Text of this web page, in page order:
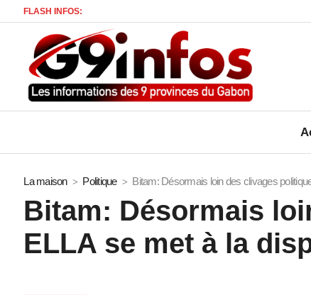
FLASH INFOS:
La maison Politique Bitam: Désormais loin des clivages
Bitam: Désormais
ELLA se met à la